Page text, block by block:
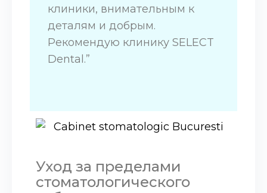
клиники, внимательным к
деталям и добрым.
Рекомендую клинику SELECT
Dental.”
Уход за пределами
стоматологического